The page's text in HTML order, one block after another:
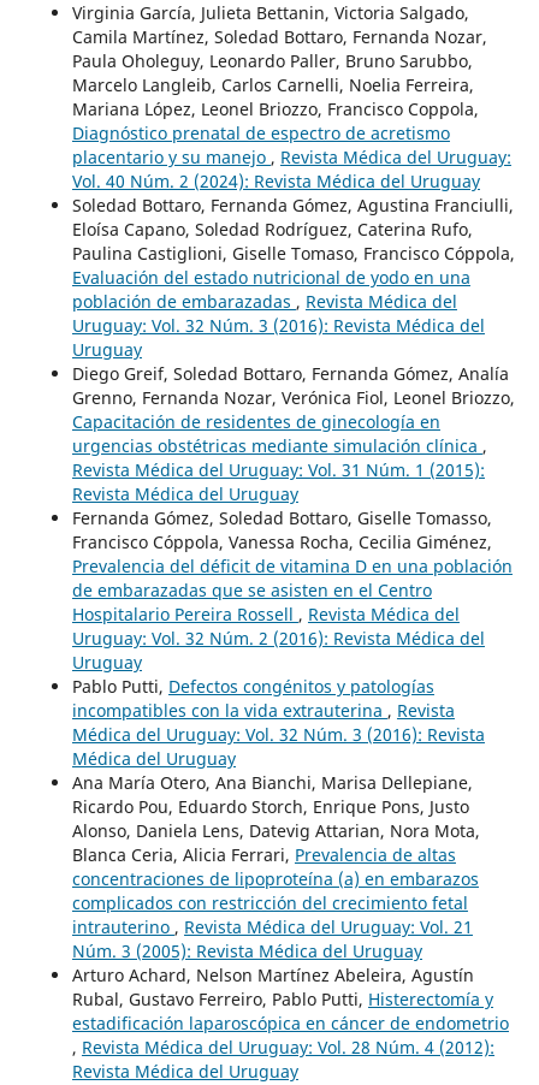
Virginia García, Julieta Bettanin, Victoria Salgado,
Camila Martínez, Soledad Bottaro, Fernanda Nozar,
Paula Oholeguy, Leonardo Paller, Bruno Sarubbo,
Marcelo Langleib, Carlos Carnelli, Noelia Ferreira,
Mariana López, Leonel Briozzo, Francisco Coppola,
Diagnóstico prenatal de espectro de acretismo
placentario y su manejo , Revista Médica del Uruguay:
Vol. 40 Núm. 2 (2024): Revista Médica del Uruguay
Soledad Bottaro, Fernanda Gómez, Agustina Franciulli,
Eloísa Capano, Soledad Rodríguez, Caterina Rufo,
Paulina Castiglioni, Giselle Tomaso, Francisco Cóppola,
Evaluación del estado nutricional de yodo en una
población de embarazadas , Revista Médica del
Uruguay: Vol. 32 Núm. 3 (2016): Revista Médica del
Uruguay
Diego Greif, Soledad Bottaro, Fernanda Gómez, Analía
Grenno, Fernanda Nozar, Verónica Fiol, Leonel Briozzo,
Capacitación de residentes de ginecología en
urgencias obstétricas mediante simulación clínica ,
Revista Médica del Uruguay: Vol. 31 Núm. 1 (2015):
Revista Médica del Uruguay
Fernanda Gómez, Soledad Bottaro, Giselle Tomasso,
Francisco Cóppola, Vanessa Rocha, Cecilia Giménez,
Prevalencia del déficit de vitamina D en una población
de embarazadas que se asisten en el Centro
Hospitalario Pereira Rossell , Revista Médica del
Uruguay: Vol. 32 Núm. 2 (2016): Revista Médica del
Uruguay
Pablo Putti, Defectos congénitos y patologías
incompatibles con la vida extrauterina , Revista
Médica del Uruguay: Vol. 32 Núm. 3 (2016): Revista
Médica del Uruguay
Ana María Otero, Ana Bianchi, Marisa Dellepiane,
Ricardo Pou, Eduardo Storch, Enrique Pons, Justo
Alonso, Daniela Lens, Datevig Attarian, Nora Mota,
Blanca Ceria, Alicia Ferrari, Prevalencia de altas
concentraciones de lipoproteína (a) en embarazos
complicados con restricción del crecimiento fetal
intrauterino , Revista Médica del Uruguay: Vol. 21
Núm. 3 (2005): Revista Médica del Uruguay
Arturo Achard, Nelson Martínez Abeleira, Agustín
Rubal, Gustavo Ferreiro, Pablo Putti, Histerectomía y
estadificación laparoscópica en cáncer de endometrio
, Revista Médica del Uruguay: Vol. 28 Núm. 4 (2012):
Revista Médica del Uruguay